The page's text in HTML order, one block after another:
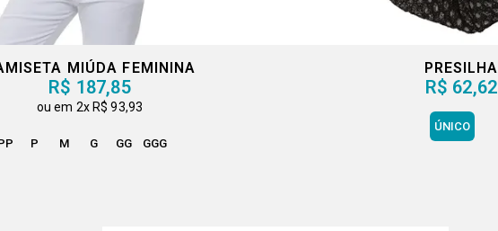
MIÚDA FEMININA
R$ 187,85
2x R$ 93,93
P M G GG GGG
PRESILHA
R$ 62,62
ÚNICO